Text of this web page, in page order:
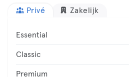
Privé Zakelijk
Essential
Classic
Premium